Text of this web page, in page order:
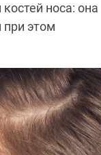
носа: она
при этом